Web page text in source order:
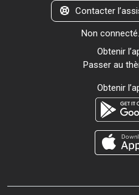
Contacter
Non
Obtenir
Passer au
Obtenir